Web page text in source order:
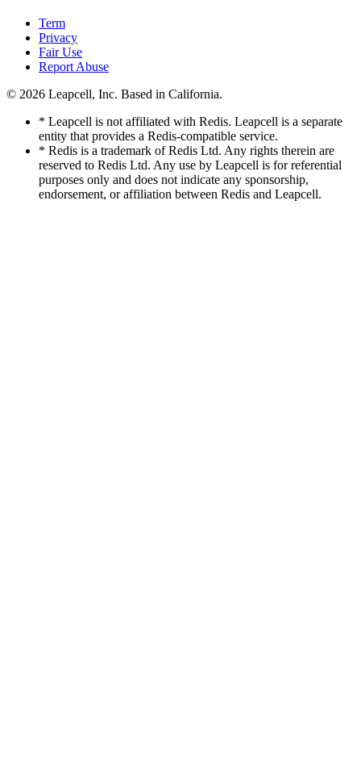
Term
Privacy
Fair Use
Report Abuse
© 2026 Leapcell, Inc. Based in California.
* Leapcell is not affiliated with Redis. Leapcell is a separate
entity that provides a Redis-compatible service.
* Redis is a trademark of Redis Ltd. Any rights therein are
reserved to Redis Ltd. Any use by Leapcell is for referential
purposes only and does not indicate any sponsorship,
endorsement, or affiliation between Redis and Leapcell.